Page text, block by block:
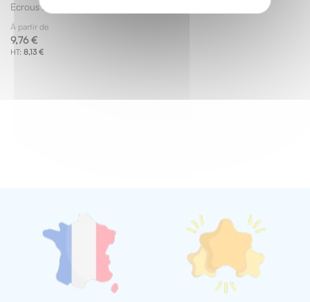
Ecrous zingués
À partir de
9,76 €
8,13 €